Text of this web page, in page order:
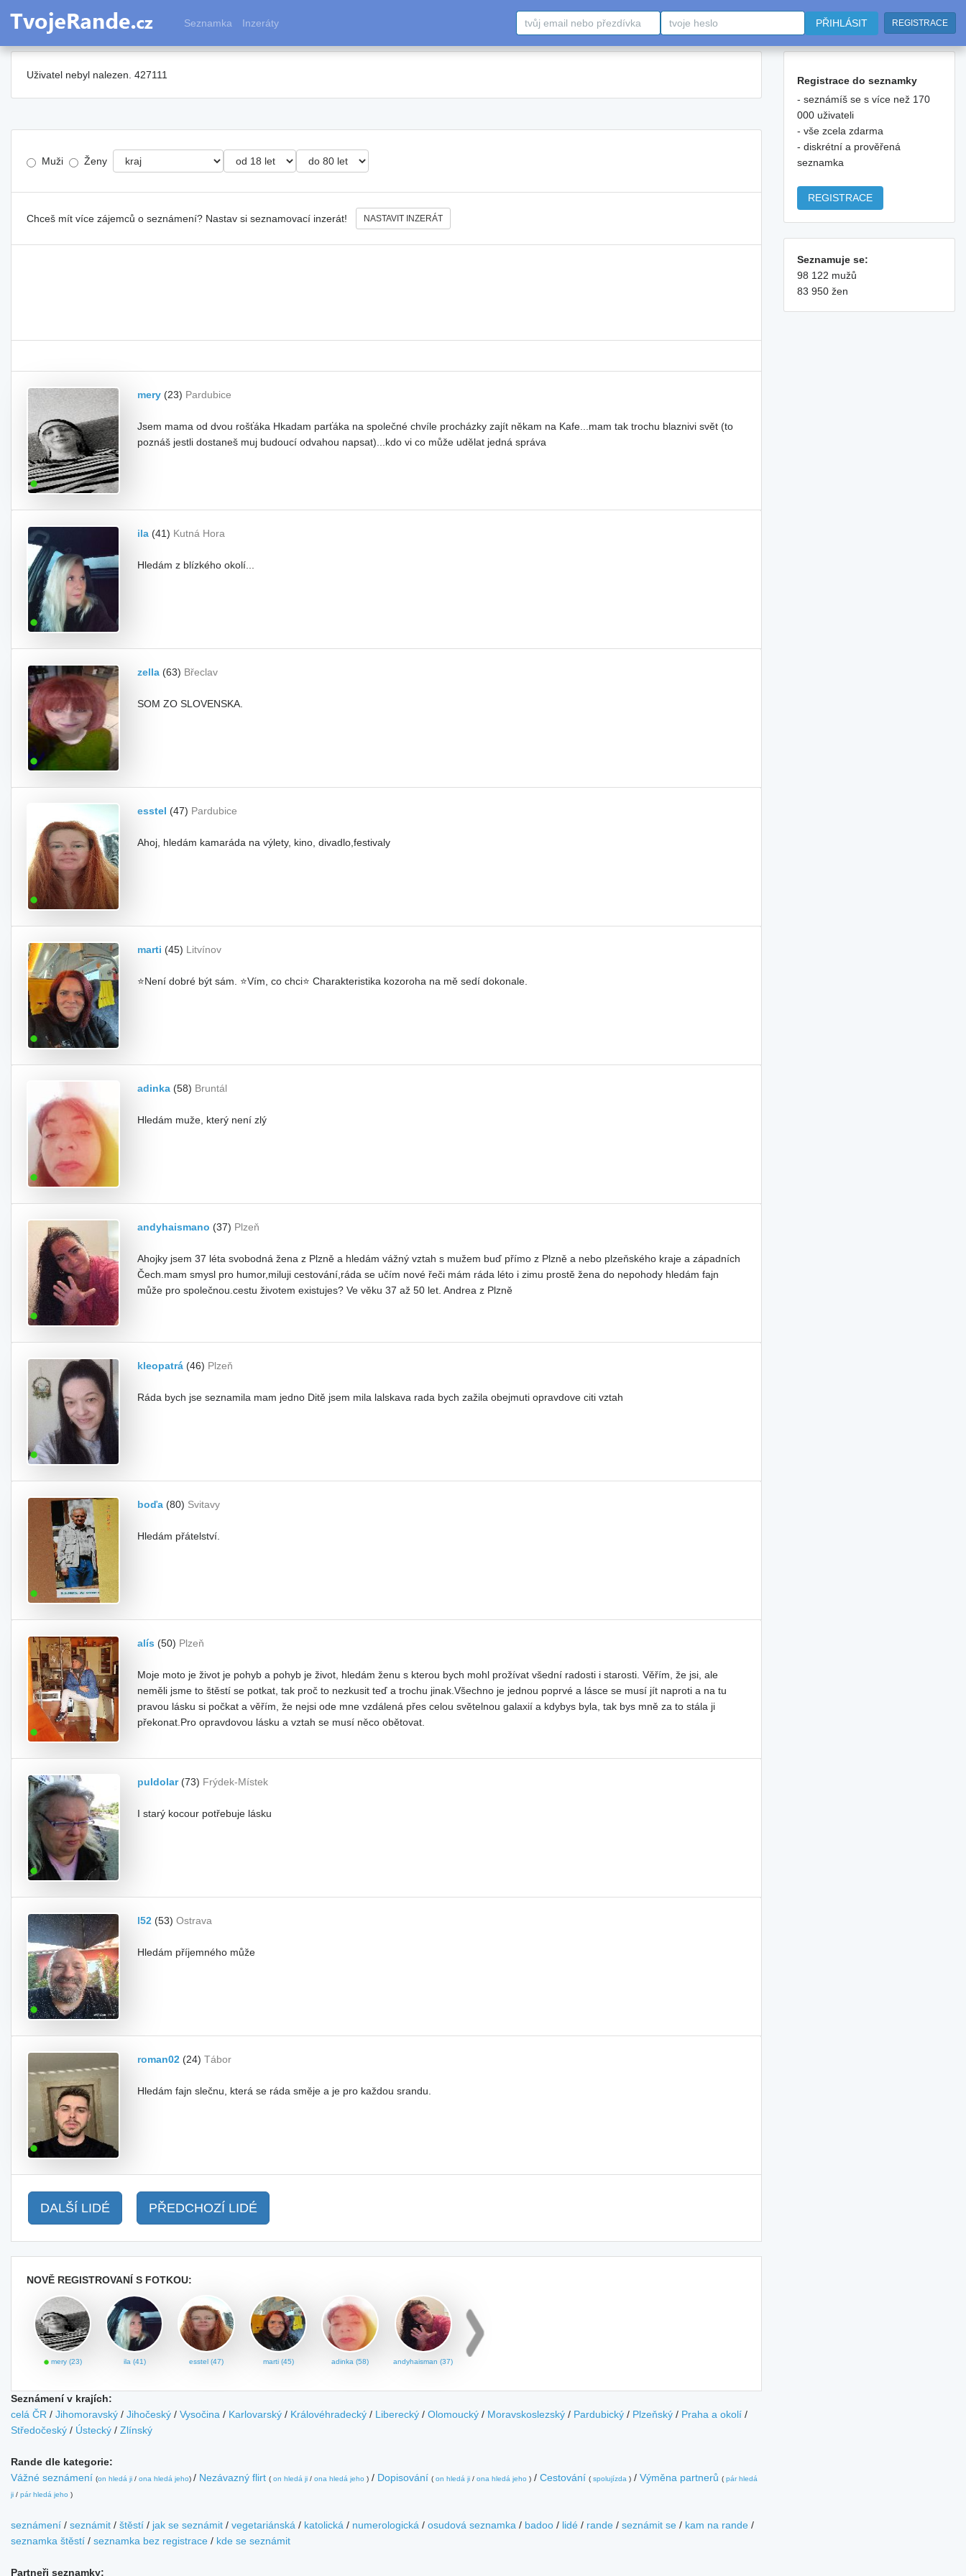
Seznamka Inzeráty PŘIHLÁSIT REGISTRACE
Uživatel nebyl nalezen. 427111
Muži Ženy
Chceš mít více zájemců o seznámení? Nastav si seznamovací inzerát! NASTAVIT INZERÁT
mery (23) Pardubice
Jsem mama od dvou rošťáka Hkadam parťáka na společné chvíle procházky zajít někam na Kafe...mam tak trochu blaznivi svět (to
poznáš jestli dostaneš muj budoucí odvahou napsat)...kdo vi co může udělat jedná správa
ila (41) Kutná Hora
Hledám z blízkého okolí...
zella (63) Břeclav
SOM ZO SLOVENSKA.
esstel (47) Pardubice
Ahoj, hledám kamaráda na výlety, kino, divadlo,festivaly
marti (45) Litvínov
⭐Není dobré být sám. ⭐Vím, co chci⭐ Charakteristika kozoroha na mě sedí dokonale.
adinka (58) Bruntál
Hledám muže, který není zlý
andyhaismano (37) Plzeň
Ahojky jsem 37 léta svobodná žena z Plzně a hledám vážný vztah s mužem buď přímo z Plzně a nebo plzeňského kraje a západních
Čech.mam smysl pro humor,miluji cestování,ráda se učím nové řeči mám ráda léto i zimu prostě žena do nepohody hledám fajn
může pro společnou.cestu životem existujes? Ve věku 37 až 50 let. Andrea z Plzně
kleopatrá (46) Plzeň
Ráda bych jse seznamila mam jedno Ditě jsem mila lalskava rada bych zažila obejmuti opravdove citi vztah
boďa (80) Svitavy
Hledám přátelství.
alís (50) Plzeň
Moje moto je život je pohyb a pohyb je život, hledám ženu s kterou bych mohl prožívat všední radosti i starosti. Věřím, že jsi, ale
neměli jsme to štěstí se potkat, tak proč to nezkusit teď a trochu jinak.Všechno je jednou poprvé a lásce se musí jít naproti a na tu
pravou lásku si počkat a věřím, že nejsi ode mne vzdálená přes celou světelnou galaxií a kdybys byla, tak bys mně za to stála ji
překonat.Pro opravdovou lásku a vztah se musí něco obětovat.
puldolar(73) Frýdek-Místek
I starý kocour potřebuje lásku
l52 (53) Ostrava
Hledám příjemného může
roman02 (24) Tábor
Hledám fajn slečnu, která se ráda směje a je pro každou srandu.
DALŠÍ LIDÉ PŘEDCHOZÍ LIDÉ
NOVĚ REGISTROVANÍ S FOTKOU:
mery (23) ila (41) esstel (47) marti (45) adinka (58) andyhaisman (37)
Seznámení v krajích:
celá ČR / Jihomoravský / Jihočeský / Vysočina / Karlovarský / Královéhradecký / Liberecký / Olomoucký / Moravskoslezský / Pardubický / Plzeňský / Praha a okolí /
Středočeský / Ústecký / Zlínský
Rande dle kategorie:
Vážné seznámení (on hledá ji / ona hledá jeho) / Nezávazný flirt ( on hledá ji / ona hledá jeho ) / Dopisování ( on hledá ji / ona hledá jeho ) / Cestování ( spolujízda ) / Výměna partnerů ( pár hledá
ji / pár hledá jeho )
seznámení / seznámit / štěstí / jak se seznámit / vegetariánská / katolická / numerologická / osudová seznamka / badoo / lidé / rande / seznámit se / kam na rande /
seznamka štěstí / seznamka bez registrace / kde se seznámit
Partneři seznamky:
Registrace do seznamky
- seznámíš se s více než 170
000 uživateli
- vše zcela zdarma
- diskrétní a prověřená
seznamka
REGISTRACE
Seznamuje se:
98 122 mužů
83 950 žen